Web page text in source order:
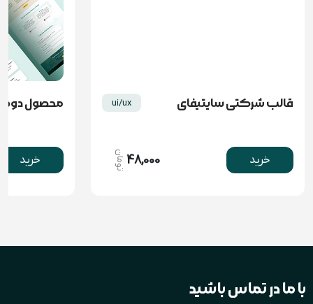
قالب شرکتی سایتیفای ui/ux
خرید 48,000 تومان
محصول دوم
خرید
با ما در تماس باشید